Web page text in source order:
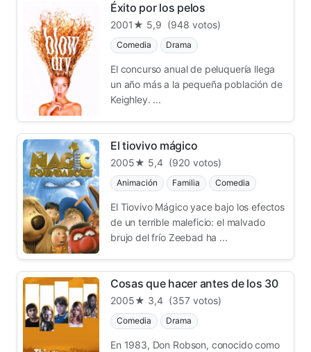
Éxito por los pelos
2001★ 5,9 (948 votos)
Comedia Drama
El concurso anual de peluquería llega
un año más a la pequeña población de
Keighley. ...
El tiovivo mágico
2005★ 5,4 (920 votos)
Animación Familia Comedia
El Tiovivo Mágico yace bajo los efectos
de un terrible maleficio: el malvado
brujo del frío Zeebad ha ...
Cosas que hacer antes de los 30
2005★ 3,4 (357 votos)
Comedia Drama
En 1983, Don Robson, conocido como